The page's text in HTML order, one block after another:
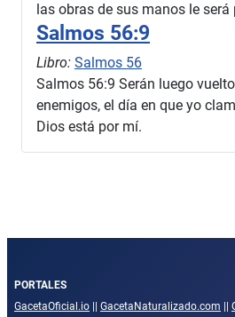
las obras de sus manos le será
Salmos 56:9
Libro: Salmos 56
Salmos 56:9 Serán luego
enemigos, el día en que yo
Dios está por mí.
PORTALES
GacetaOficial.io
GacetaNaturalizado.com